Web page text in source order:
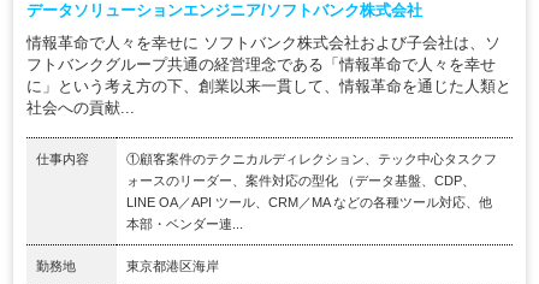
データソリューションエンジニア/ソフトバンク株式会社
情報革命で人々を幸せに ソフトバンク株式会社および子会社は、ソ
フトバンクグループ共通の経営理念である「情報革命で人々を幸せ
に」という考え方の下、創業以来一貫して、情報革命を通じた人類と
社会への貢献...
仕事内容
①顧客案件のテクニカルディレクション、テック中心タスクフ
ォースのリーダー、案件対応の型化 （データ基盤、CDP、
LINE OA／API ツール、CRM／MA などの各種ツール対応、他
本部・ベンダー連...
勤務地 東京都港区海岸